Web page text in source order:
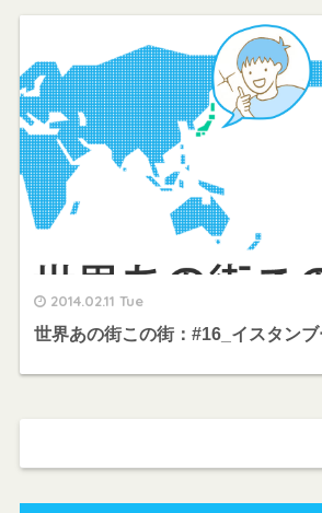
2014.02.11 Tue
世界あの街この街：#16_イスタン